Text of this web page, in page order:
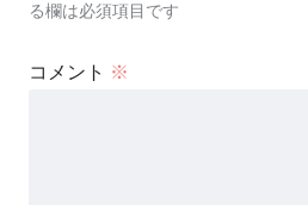
る欄は必須項目です
コメント ※